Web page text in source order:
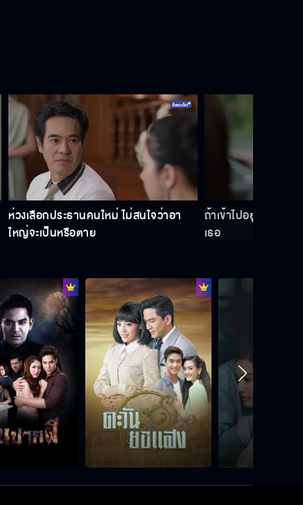
ล็อกหน้าขนาดนี้ ไม่เชื่อก็ต้องเชื่อแล้ว
ฆ่าไอ้อู่ซะ แล้วเอาพินัยกรรมมาให้ได้
ไม่ใช่พวกปลิงหรือว่ากาฝาก จะร้อนตัว
ทำไม
คุณหลอกแต๊ะอั๋งฉันหลายรอบแล้วนะ
ดิ้นเป็นหมาโดนน้ำร้อน เคยไปทำอะไร
ห่วงเลือกประธานคนใหม่ ไม่สนใจว่าอา
ใหญ่จะเป็นหรือตาย
ถ้าเข้าไปอยู่บ้านฉัน เ
เธอ